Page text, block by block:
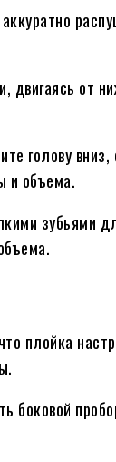
двигаясь от
голову
и объема.
зубьями
плойка
боковой